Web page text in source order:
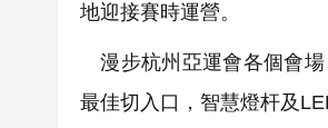
地迎接賽時運營。
漫步杭州亞運會各個會場
最佳切入口，智慧燈杆及